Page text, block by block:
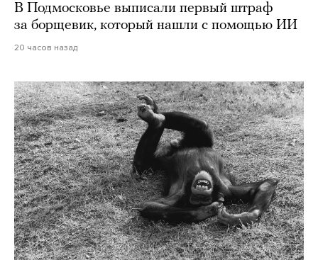
В Подмосковье выписали первый штраф
за борщевик, который нашли с помощью ИИ
20 часов назад